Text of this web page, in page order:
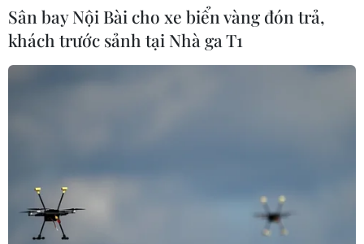
Sân bay Nội Bài cho xe biển vàng đón trả,
khách trước sảnh tại Nhà ga T1